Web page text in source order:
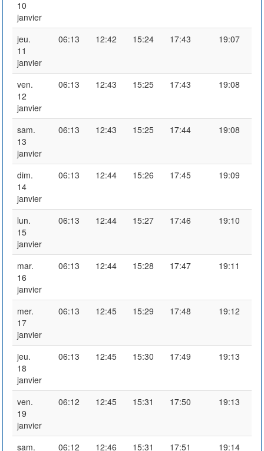
10
janvier
jeu.
11
janvier
06:13 12:42 15:24 17:43 19:07
ven.
12
janvier
06:13 12:43 15:25 17:43 19:08
sam.
13
janvier
06:13 12:43 15:25 17:44 19:08
dim.
14
janvier
06:13 12:44 15:26 17:45 19:09
lun.
15
janvier
06:13 12:44 15:27 17:46 19:10
mar.
16
janvier
06:13 12:44 15:28 17:47 19:11
mer.
17
janvier
06:13 12:45 15:29 17:48 19:12
jeu.
18
janvier
06:13 12:45 15:30 17:49 19:13
ven.
19
janvier
06:12 12:45 15:31 17:50 19:13
sam. 06:12 12:46 15:31 17:51 19:14